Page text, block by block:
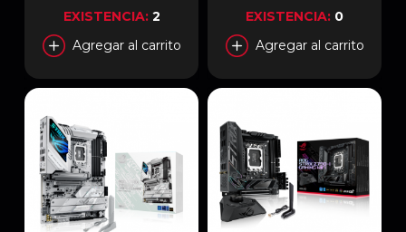
EXISTENCIA: 2
Agregar al carrito
EXISTENCIA: 0
Agregar al carrito